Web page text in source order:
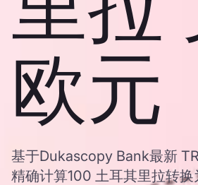
欧元
基于Dukascopy Bank最新
精确计算100 土耳其里拉转换